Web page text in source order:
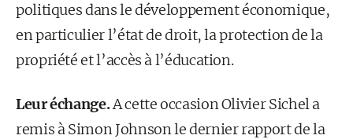
politiques dans le développement économique,
en particulier l’état de droit, la protection de la
propriété et l’accès à l’éducation.
Leur échange.A cette occasion Olivier Sichel a
remis à Simon Johnson le dernier rapport de la